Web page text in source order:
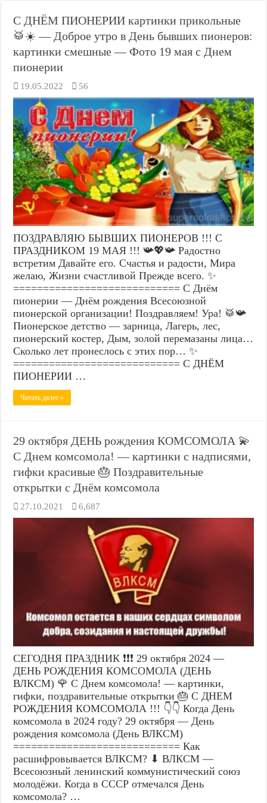
С ДНЁМ ПИОНЕРИИ картинки прикольные
🥁☀️ — Доброе утро в День бывших пионеров:
картинки смешные — Фото 19 мая с Днем
пионерии
19.05.2022 56
ПОЗДРАВЛЯЮ БЫВШИХ ПИОНЕРОВ !!! С
ПРАЗДНИКОМ 19 МАЯ !!! 📯💖📯 Радостно
встретим Давайте его. Счастья и радости, Мира
желаю, Жизни счастливой Прежде всего. ✨
============================ С Днём
пионерии — Днём рождения Всесоюзной
пионерской организации! Поздравляем! Ура! 🥁📯
Пионерское детство — зарница, Лагерь, лес,
пионерский костер, Дым, золой перемазаны лица…
Сколько лет пронеслось с этих пор… ✨
============================ С ДНЁМ
ПИОНЕРИИ …
Читать далее »
29 октября ДЕНЬ рождения КОМСОМОЛА 💫
С Днем комсомола! — картинки с надписями,
гифки красивые 🎂 Поздравительные
открытки с Днём комсомола
27.10.2021 6,687
СЕГОДНЯ ПРАЗДНИК ❗❗❗ 29 октября 2024 —
ДЕНЬ РОЖДЕНИЯ КОМСОМОЛА (ДЕНЬ
ВЛКСМ) 🌹 С Днем комсомола! — картинки,
гифки, поздравительные открытки 🎂 С ДНЕМ
РОЖДЕНИЯ КОМСОМОЛА !!! 👇👇 Когда День
комсомола в 2024 году? 29 октября — День
рождения комсомола (День ВЛКСМ)
============================ Как
расшифровывается ВЛКСМ? ⬇ ВЛКСМ —
Всесоюзный ленинский коммунистический союз
молодёжи. Когда в СССР отмечался День
комсомола? …